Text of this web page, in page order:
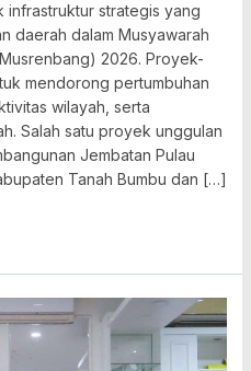
strategis yang
daerah dalam Musyawarah
2026. Proyek-
mendorong pertumbuhan
wilayah, serta
Salah satu proyek unggulan
Jembatan Pulau
Tanah Bumbu dan […]